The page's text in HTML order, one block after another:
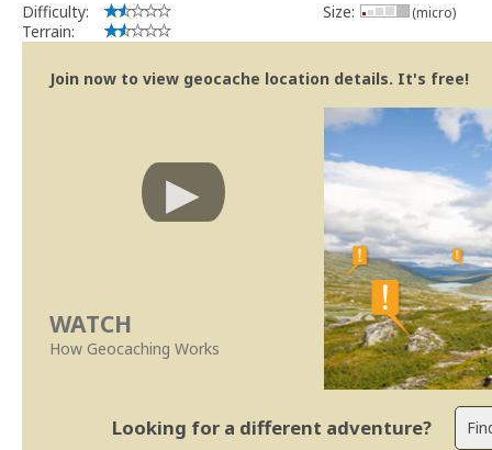
Difficulty:
Terrain:
Size: (micro)
Join now to view geocache location details. It's free!
WATCH
How Geocaching Works
Looking for a different adventure?